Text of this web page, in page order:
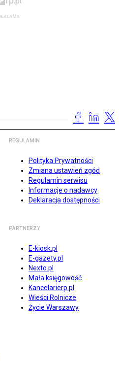
REGULAMIN
Polityka Prywatności
Zmiana ustawień zgód
Regulamin serwisu
Informacje o nadawcy
Deklaracja dostępności
PARTNERZY
E-kiosk.pl
E-gazety.pl
Nexto.pl
Mała księgowość
Kancelarierp.pl
Wieści Rolnicze
Życie Warszawy